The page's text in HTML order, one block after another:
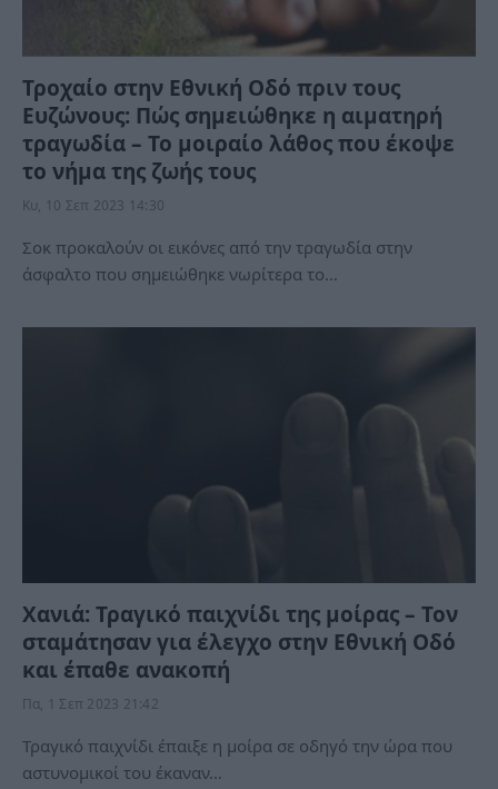
Τροχαίο στην Εθνική Οδό πριν τους
Ευζώνους: Πώς σημειώθηκε η αιματηρή
τραγωδία – Το μοιραίο λάθος που έκοψε
το νήμα της ζωής τους
Κυ, 10 Σεπ 2023 14:30
Σοκ προκαλούν οι εικόνες από την τραγωδία στην
άσφαλτο που σημειώθηκε νωρίτερα το…
Χανιά: Τραγικό παιχνίδι της μοίρας – Toν
σταμάτησαν για έλεγχο στην Εθνική Οδό
και έπαθε ανακοπή
Πα, 1 Σεπ 2023 21:42
Τραγικό παιχνίδι έπαιξε η μοίρα σε οδηγό την ώρα που
αστυνομικοί του έκαναν…